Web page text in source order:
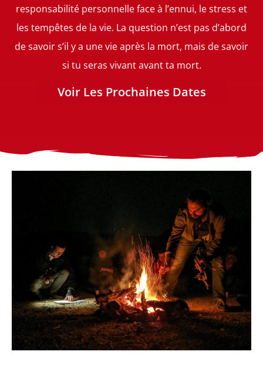
responsabilité personnelle face à l’ennui, le stress et
les tempêtes de la vie. La question n’est pas d’abord
de savoir s’il y a une vie après la mort, mais de savoir
si tu seras vivant avant ta mort.
Voir Les Prochaines Dates